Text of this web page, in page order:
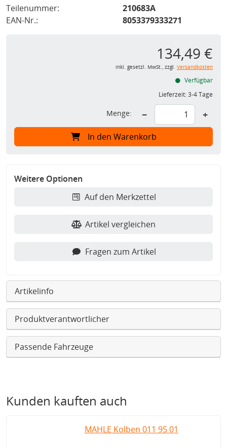
Teilenummer:
210683A
EAN-Nr.:
8053379333271
134,49 €
inkl. gesetzl. MwSt., zzgl. Versandkosten
Verfügbar
Lieferzeit:3-4 Tage
Menge: − +
In den Warenkorb
Weitere Optionen
Auf den Merkzettel
Artikel vergleichen
Fragen zum Artikel
Artikelinfo
Produktverantwortlicher
Passende Fahrzeuge
Kunden kauften auch
MAHLE Kolben 011 95 01